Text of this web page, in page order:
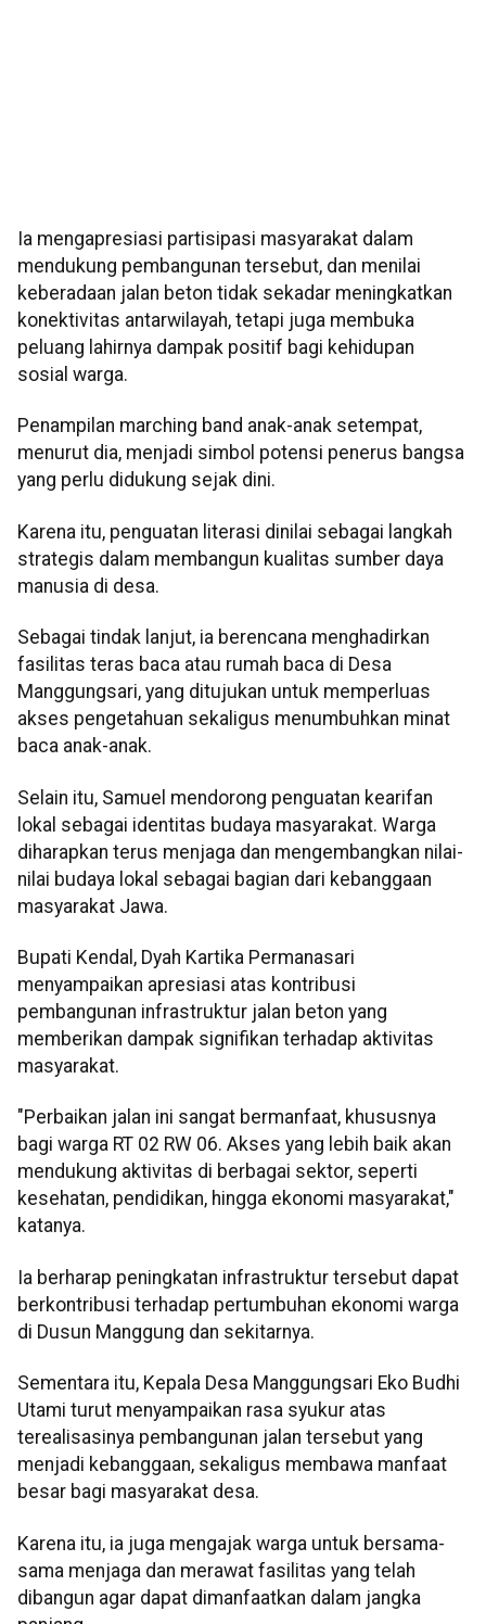
Ia mengapresiasi partisipasi masyarakat dalam
mendukung pembangunan tersebut, dan menilai
keberadaan jalan beton tidak sekadar meningkatkan
konektivitas antarwilayah, tetapi juga membuka
peluang lahirnya dampak positif bagi kehidupan
sosial warga.
Penampilan marching band anak-anak setempat,
menurut dia, menjadi simbol potensi penerus bangsa
yang perlu didukung sejak dini.
Karena itu, penguatan literasi dinilai sebagai langkah
strategis dalam membangun kualitas sumber daya
manusia di desa.
Sebagai tindak lanjut, ia berencana menghadirkan
fasilitas teras baca atau rumah baca di Desa
Manggungsari, yang ditujukan untuk memperluas
akses pengetahuan sekaligus menumbuhkan minat
baca anak-anak.
Selain itu, Samuel mendorong penguatan kearifan
lokal sebagai identitas budaya masyarakat. Warga
diharapkan terus menjaga dan mengembangkan nilai-
nilai budaya lokal sebagai bagian dari kebanggaan
masyarakat Jawa.
Bupati Kendal, Dyah Kartika Permanasari
menyampaikan apresiasi atas kontribusi
pembangunan infrastruktur jalan beton yang
memberikan dampak signifikan terhadap aktivitas
masyarakat.
"Perbaikan jalan ini sangat bermanfaat, khususnya
bagi warga RT 02 RW 06. Akses yang lebih baik akan
mendukung aktivitas di berbagai sektor, seperti
kesehatan, pendidikan, hingga ekonomi masyarakat,"
katanya.
Ia berharap peningkatan infrastruktur tersebut dapat
berkontribusi terhadap pertumbuhan ekonomi warga
di Dusun Manggung dan sekitarnya.
Sementara itu, Kepala Desa Manggungsari Eko Budhi
Utami turut menyampaikan rasa syukur atas
terealisasinya pembangunan jalan tersebut yang
menjadi kebanggaan, sekaligus membawa manfaat
besar bagi masyarakat desa.
Karena itu, ia juga mengajak warga untuk bersama-
sama menjaga dan merawat fasilitas yang telah
dibangun agar dapat dimanfaatkan dalam jangka